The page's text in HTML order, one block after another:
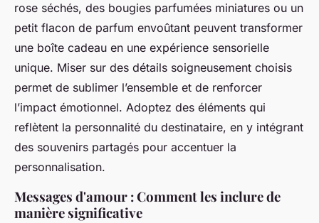
rose séchés, des bougies parfumées miniatures ou un
petit flacon de parfum envoûtant peuvent transformer
une boîte cadeau en une expérience sensorielle
unique. Miser sur des détails soigneusement choisis
permet de sublimer l’ensemble et de renforcer
l’impact émotionnel. Adoptez des éléments qui
reflètent la personnalité du destinataire, en y intégrant
des souvenirs partagés pour accentuer la
personnalisation.
Messages d'amour : Comment les inclure de
manière significative